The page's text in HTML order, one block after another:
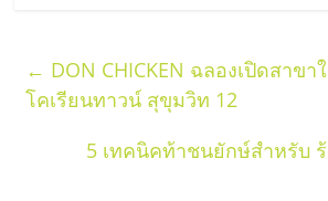
บ้าน
ลงทุน
← DON CHICKEN ฉลองเปิดสาข
โคเรียนทาวน์ สุขุมวิท 12
5 เทคนิคท้าชนยักษ์สำหรับ